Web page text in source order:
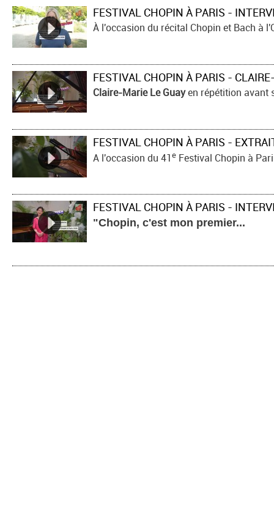
FESTIVAL CHOPIN À PARIS -
FESTIVAL CHOPIN À PARIS -
Claire-Marie Le Guayen répétition avant
A l'occasion du 41e Festival Chopin à
FESTIVAL CHOPIN À PARIS -
"Chopin, c'est mon premier...